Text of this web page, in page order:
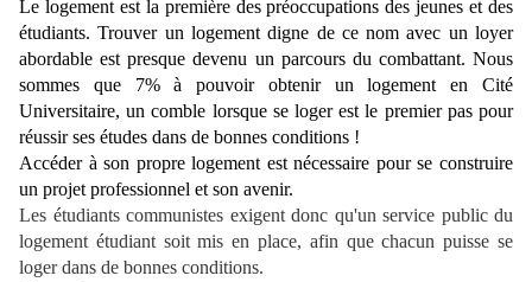
Le logement est la première des préoccupations des jeunes et des
étudiants. Trouver un logement digne de ce nom avec un loyer
abordable est presque devenu un parcours du combattant. Nous
sommes que 7% à pouvoir obtenir un logement en Cité
Universitaire, un comble lorsque se loger est le premier pas pour
réussir ses études dans de bonnes conditions !
Accéder à son propre logement est nécessaire pour se construire
un projet professionnel et son avenir.
Les étudiants communistes exigent donc qu'un service public du
logement étudiant soit mis en place, afin que chacun puisse se
loger dans de bonnes conditions.